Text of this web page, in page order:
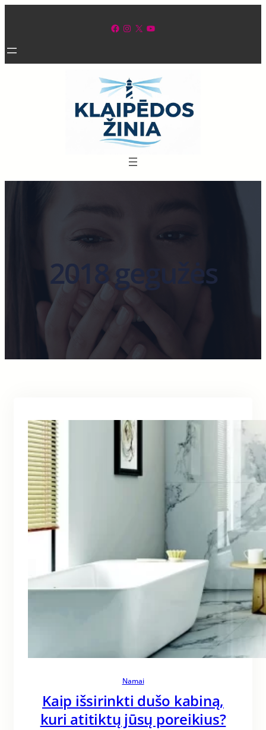
Facebook Instagram X YouTube
2018 gegužės
Namai
Kaip išsirinkti dušo kabiną,
kuri atitiktų jūsų poreikius?